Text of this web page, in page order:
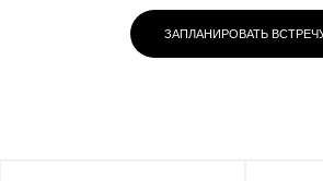
ЗАПЛАНИРОВАТЬ